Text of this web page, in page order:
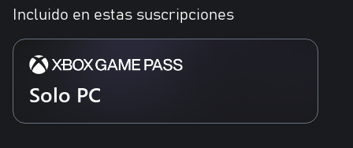
Incluido en estas suscripciones
Solo PC